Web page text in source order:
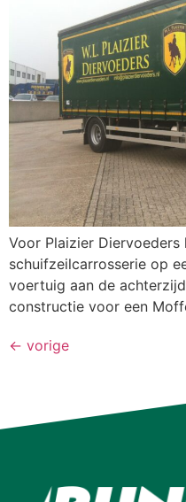
Voor Plaizier Diervoeders
schuifzeilcarrosserie op
voertuig aan de
constructie voor een
← vorige